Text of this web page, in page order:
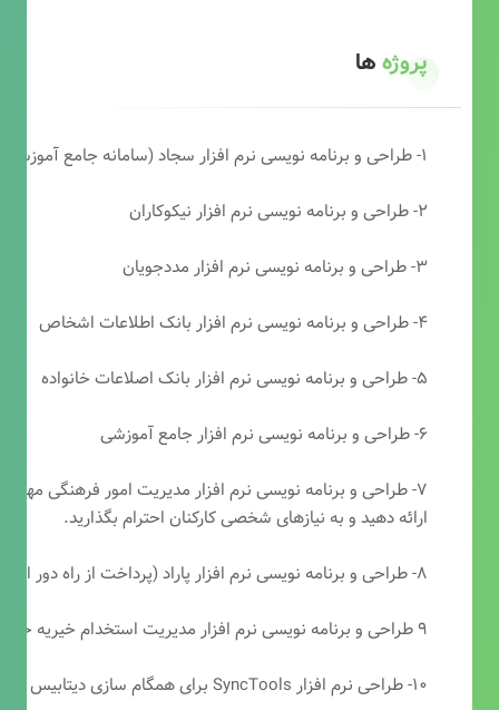
پروژهها
۱- طراحی و برنامه نویسی نرم افزار سجاد (سامانه جامع آموزشی دارالقرآن)
۲- طراحی و برنامه نویسی نرم افزار نیکوکاران
۳- طراحی و برنامه نویسی نرم افزار مددجویان
۴- طراحی و برنامه نویسی نرم افزار بانک اطلاعات اشخاص
۵- طراحی و برنامه نویسی نرم افزار بانک اصلاعات خانواده
۶- طراحی و برنامه نویسی نرم افزار جامع آموزشی
۷- طراحی و برنامه نویسی نرم افزار مدیریت امور فرهنگی
ارائه دهید و به نیازهای شخصی کارکنان احترام بگذارید.
۸- طراحی و برنامه نویسی نرم افزار پاراد (پرداخت از راه دور انجمن مددکاری امام زمان(عج))
۹ طراحی و برنامه نویسی نرم افزار مدیریت استخدام خیریه حضرت ابوالفضل (ع)
۱۰- طراحی نرم افزار SyncTools برای همگام سازی دیتابیس های SQL Server